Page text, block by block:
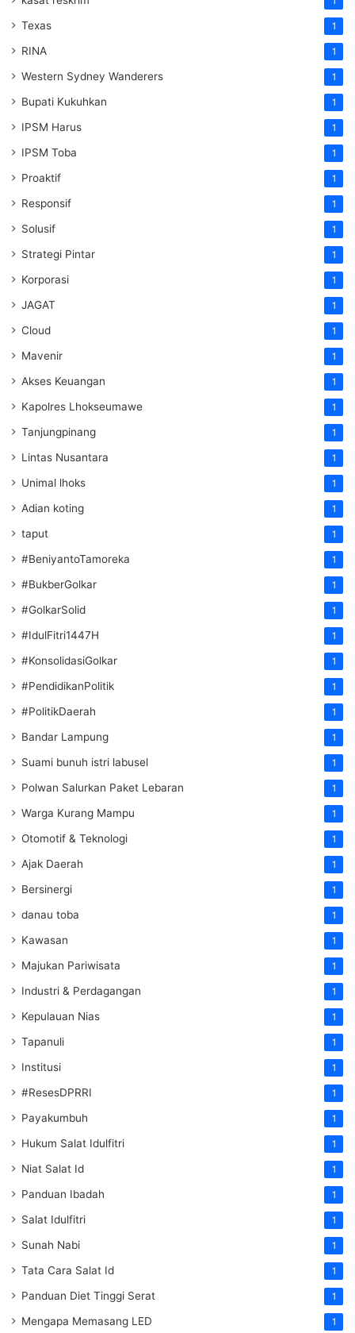
Texas 1
RINA 1
Western Sydney Wanderers 1
Bupati Kukuhkan 1
IPSM Harus 1
IPSM Toba 1
Proaktif 1
Responsif 1
Solusif 1
Strategi Pintar 1
Korporasi 1
JAGAT 1
Cloud 1
Mavenir 1
Akses Keuangan 1
Kapolres Lhokseumawe 1
Tanjungpinang 1
Lintas Nusantara 1
Unimal lhoks 1
Adian koting 1
taput 1
#BeniyantoTamoreka 1
#BukberGolkar 1
#GolkarSolid 1
#IdulFitri1447H 1
#KonsolidasiGolkar 1
#PendidikanPolitik 1
#PolitikDaerah 1
Bandar Lampung 1
Suami bunuh istri labusel 1
Polwan Salurkan Paket Lebaran 1
Warga Kurang Mampu 1
Otomotif & Teknologi 1
Ajak Daerah 1
Bersinergi 1
danau toba 1
Kawasan 1
Majukan Pariwisata 1
Industri & Perdagangan 1
Kepulauan Nias 1
Tapanuli 1
Institusi 1
#ResesDPRRI 1
Payakumbuh 1
Hukum Salat Idulfitri 1
Niat Salat Id 1
Panduan Ibadah 1
Salat Idulfitri 1
Sunah Nabi 1
Tata Cara Salat Id 1
Panduan Diet Tinggi Serat 1
Mengapa Memasang LED 1